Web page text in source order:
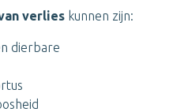
verlies kunnen zijn:
dierbare